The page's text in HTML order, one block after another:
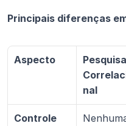
Principais diferenças
Aspecto
Pesquisa
nal
Controle